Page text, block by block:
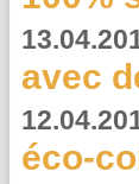
avec
éco-